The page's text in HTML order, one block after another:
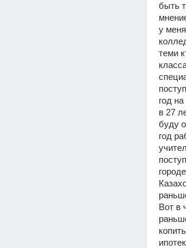
быть
у
теми
год
в 27
буду
год
Вот в